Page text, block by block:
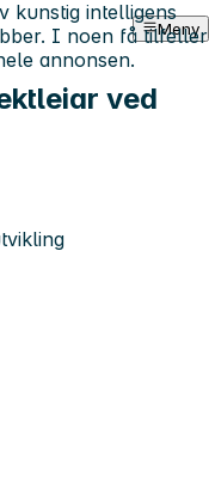
Meny
ved
kunstig intelligens
I noen få tilfeller
annonsen.